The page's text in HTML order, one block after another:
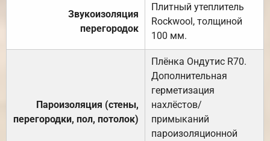
Звукоизоляция
перегородок
Плитный утеплитель
Rockwool, толщиной
100 мм.
Пароизоляция (стены,
перегородки, пол, потолок)
Плёнка Ондутис R70.
Дополнительная
герметизация
нахлёстов/
примыканий
пароизоляционной